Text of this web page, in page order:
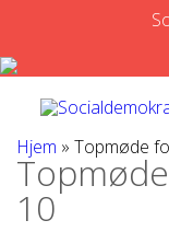
Hjem » Topmøde
10